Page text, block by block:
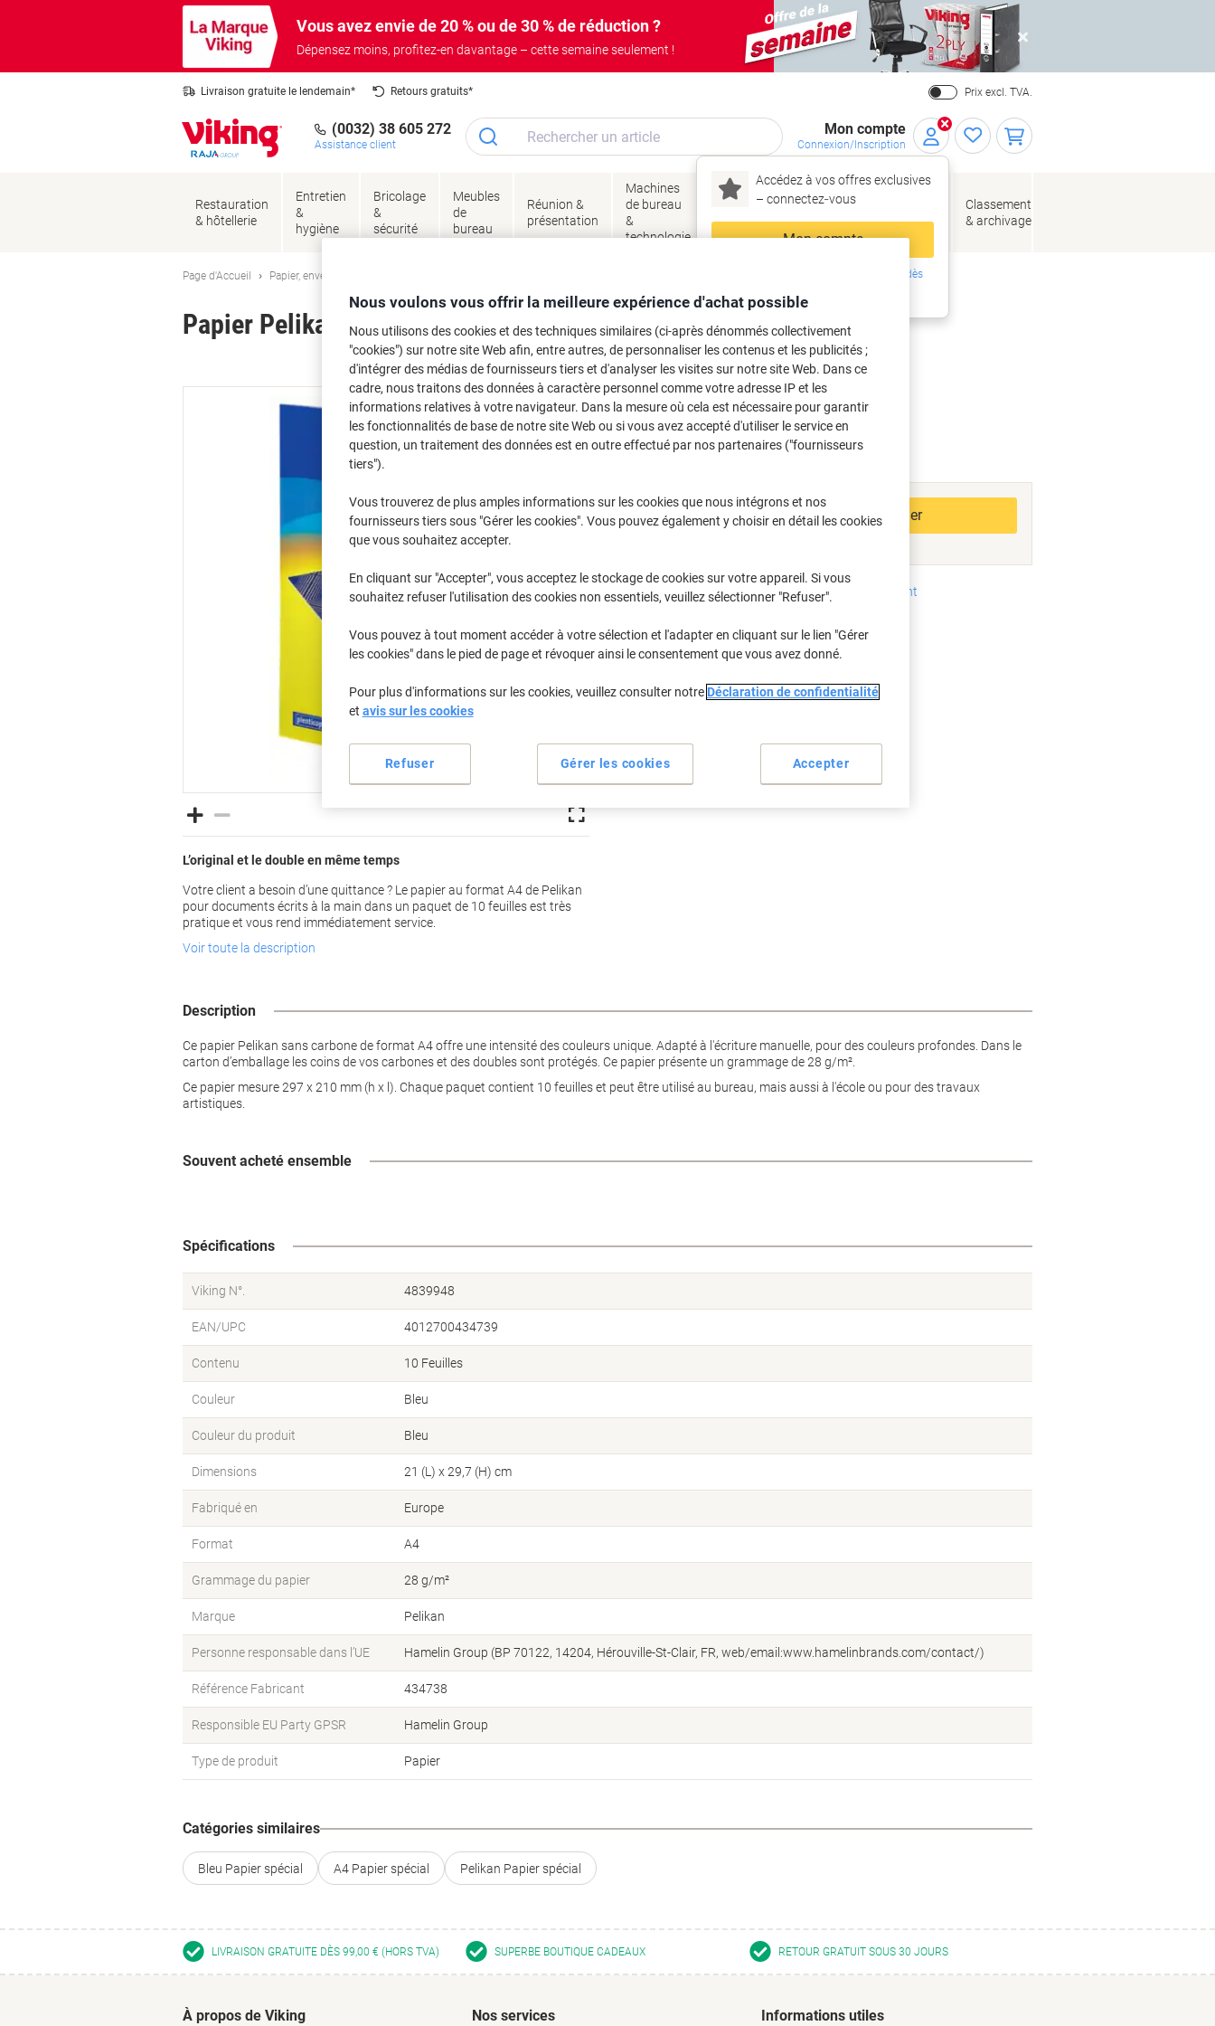
Vous avez envie de 20 % ou de 30 % de réduction ?
Dépensez moins, profitez-en davantage – cette semaine seulement !
Close
Livraison gratuite le lendemain* Retours gratuits* Prix excl. TVA.
(0032) 38 605 272
Assistance client
Mon compte
Connexion/Inscription
Accédez à vos offres exclusives
– connectez‑vous
Mon compte
Inscrivez-vous dès
maintenant
Restauration
& hôtellerie
Entretien
&
hygiène
Bricolage
&
sécurité
Meubles
de
bureau
Réunion &
présentation
Machines
de bureau
&
technologie
Encres
Papier,
enveloppes
&
emballage
de bureau
Classement
& archivage
Page d'Accueil Papier, enveloppes & emballage
Papier Pelikan 434738 A4 28 g/m² 21 x 29,7 cm Bleu 10 Feuilles
Marque : Pelikan Viking N°. 4839948
L’original et le double en même temps
Votre client a besoin d’une quittance ? Le papier au format A4 de Pelikan
pour documents écrits à la main dans un paquet de 10 feuilles est très
pratique et vous rend immédiatement service.
Voir toute la description
Seulement
€8,29 Paquet
€9,70 TVA incl.
Quantité
Ajouter au panier
Informations de livraison Moyens de paiement
Spécifications clés
Intensité des couleurs unique
Format A4 pratique
Description
Ce papier Pelikan sans carbone de format A4 offre une intensité des couleurs unique. Adapté à l'écriture manuelle, pour des couleurs profondes. Dans le
carton d’emballage les coins de vos carbones et des doubles sont protégés. Ce papier présente un grammage de 28 g/m².
Ce papier mesure 297 x 210 mm (h x l). Chaque paquet contient 10 feuilles et peut être utilisé au bureau, mais aussi à l'école ou pour des travaux
artistiques.
Souvent acheté ensemble
Spécifications
Viking N°. 4839948
EAN/UPC 4012700434739
Contenu 10 Feuilles
Couleur Bleu
Couleur du produit Bleu
Dimensions 21 (L) x 29,7 (H) cm
Fabriqué en Europe
Format A4
Grammage du papier 28 g/m²
Marque Pelikan
Personne responsable dans l’UE Hamelin Group (BP 70122, 14204, Hérouville-St-Clair, FR, web/email:www.hamelinbrands.com/contact/)
Référence Fabricant 434738
Responsible EU Party GPSR Hamelin Group
Type de produit Papier
Catégories similaires
Bleu Papier spécial A4 Papier spécial Pelikan Papier spécial
LIVRAISON GRATUITE DÈS 99,00 € (HORS TVA) SUPERBE BOUTIQUE CADEAUX RETOUR GRATUIT SOUS 30 JOURS
À propos de Viking Nos services Informations utiles
Nous voulons vous offrir la meilleure expérience d'achat possible
Nous utilisons des cookies et des techniques similaires (ci-après dénommés collectivement
"cookies") sur notre site Web afin, entre autres, de personnaliser les contenus et les publicités ;
d'intégrer des médias de fournisseurs tiers et d'analyser les visites sur notre site Web. Dans ce
cadre, nous traitons des données à caractère personnel comme votre adresse IP et les
informations relatives à votre navigateur. Dans la mesure où cela est nécessaire pour garantir
les fonctionnalités de base de notre site Web ou si vous avez accepté d'utiliser le service en
question, un traitement des données est en outre effectué par nos partenaires ("fournisseurs
tiers").
Vous trouverez de plus amples informations sur les cookies que nous intégrons et nos
fournisseurs tiers sous "Gérer les cookies". Vous pouvez également y choisir en détail les cookies
que vous souhaitez accepter.
En cliquant sur "Accepter", vous acceptez le stockage de cookies sur votre appareil. Si vous
souhaitez refuser l'utilisation des cookies non essentiels, veuillez sélectionner "Refuser".
Vous pouvez à tout moment accéder à votre sélection et l'adapter en cliquant sur le lien "Gérer
les cookies" dans le pied de page et révoquer ainsi le consentement que vous avez donné.
Pour plus d'informations sur les cookies, veuillez consulter notre Déclaration de confidentialité
et avis sur les cookies
Gérer les cookies
Refuser Accepter